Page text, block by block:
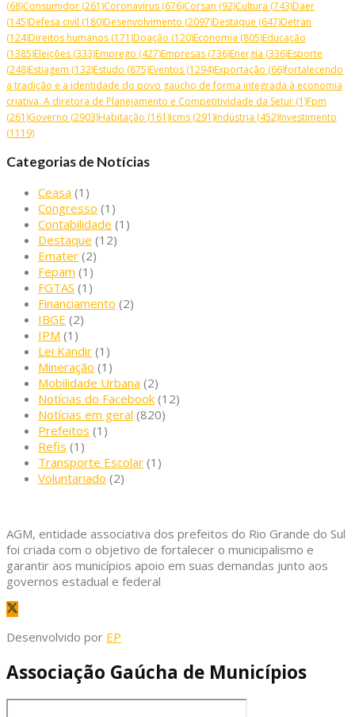
(68)Consumidor (261)Coronavírus (676)Corsan (92)Cultura (743)Daer
(145)Defesa civil (180)Desenvolvimento (2097)Destaque (647)Detran
(124)Direitos humanos (171)Doação (120)Economia (805)Educação
(1385)Eleições (333)Emprego (427)Empresas (736)Energia (336)Esporte
(248)Estiagem (132)Estudo (875)Eventos (1294)Exportação (66)fortalecendo
a tradição e a identidade do povo gaúcho de forma integrada à economia
criativa. A diretora de Planejamento e Competitividade da Setur (1)Fpm
(261)Governo (2903)Habitação (161)Icms (291)Indústria (452)Investimento
(1119)
Categorias de Notícias
Ceasa (1)
Congresso (1)
Contabilidade (1)
Destaque (12)
Emater (2)
Fepam (1)
FGTAS (1)
Financiamento (2)
IBGE (2)
IPM (1)
Lei Kandir (1)
Mineração (1)
Mobilidade Urbana (2)
Notícias do Facebook (12)
Notícias em geral (820)
Prefeitos (1)
Refis (1)
Transporte Escolar (1)
Voluntariado (2)
AGM, entidade associativa dos prefeitos do Rio Grande do Sul
foi criada com o objetivo de fortalecer o municipalismo e
garantir aos municípios apoio em suas demandas junto aos
governos estadual e federal
Desenvolvido por EP
Associação Gaúcha de Municípios